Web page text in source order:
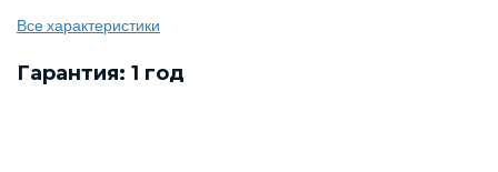
Все характеристики
Гарантия: 1 год